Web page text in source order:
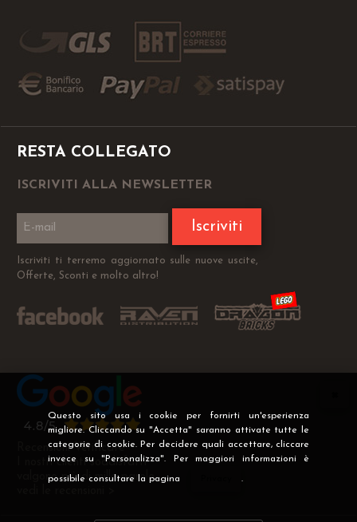
Questo sito usa i cookie per fornirti un'esperienza
migliore. Cliccando su "Accetta" saranno attivate tutte le
categorie di cookie. Per decidere quali accettare, cliccare
invece su "Personalizza". Per maggiori informazioni è
possibile consultare la pagina .
RESTA COLLEGATO
ISCRIVITI ALLA NEWSLETTER
Iscriviti
Iscriviti ti terremo aggiornato sulle nuove uscite,
Offerte, Sconti e molto altro!
Recensioni Verificate
I nostri clienti soddisfatti
valgono più di mille parole